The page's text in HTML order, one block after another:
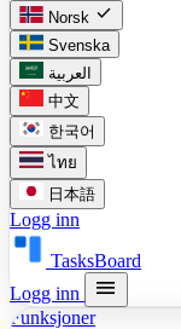
Norsk check
Svenska
العربية
中文
한국어
ไทย
日本語
Logg inn
TasksBoard
Logg inn
menu
Funksjoner